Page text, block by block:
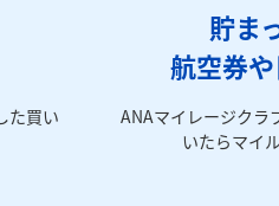
た買い
貯ま
航空券
ANAマイレージクラ
いたらマイ